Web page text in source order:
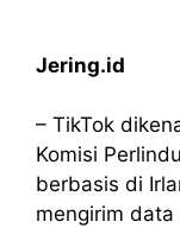
Jering.id
– TikTok
Komisi
berbasis di
mengirim data